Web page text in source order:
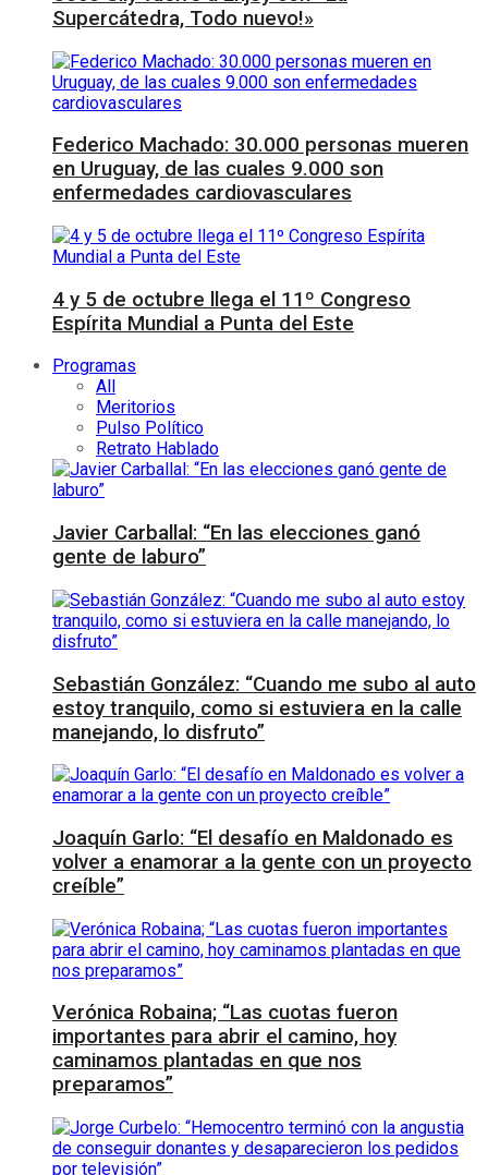
Supercátedra, Todo nuevo!»
Federico Machado: 30.000 personas mueren
en Uruguay, de las cuales 9.000 son
enfermedades cardiovasculares
4 y 5 de octubre llega el 11º Congreso
Espírita Mundial a Punta del Este
Programas
All
Meritorios
Pulso Político
Retrato Hablado
Javier Carballal: “En las elecciones ganó
gente de laburo”
Sebastián González: “Cuando me subo al auto
estoy tranquilo, como si estuviera en la calle
manejando, lo disfruto”
Joaquín Garlo: “El desafío en Maldonado es
volver a enamorar a la gente con un proyecto
creíble”
Verónica Robaina; “Las cuotas fueron
importantes para abrir el camino, hoy
caminamos plantadas en que nos
preparamos”